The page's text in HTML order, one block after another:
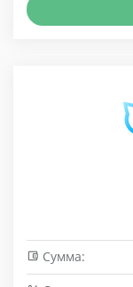
Сумма: